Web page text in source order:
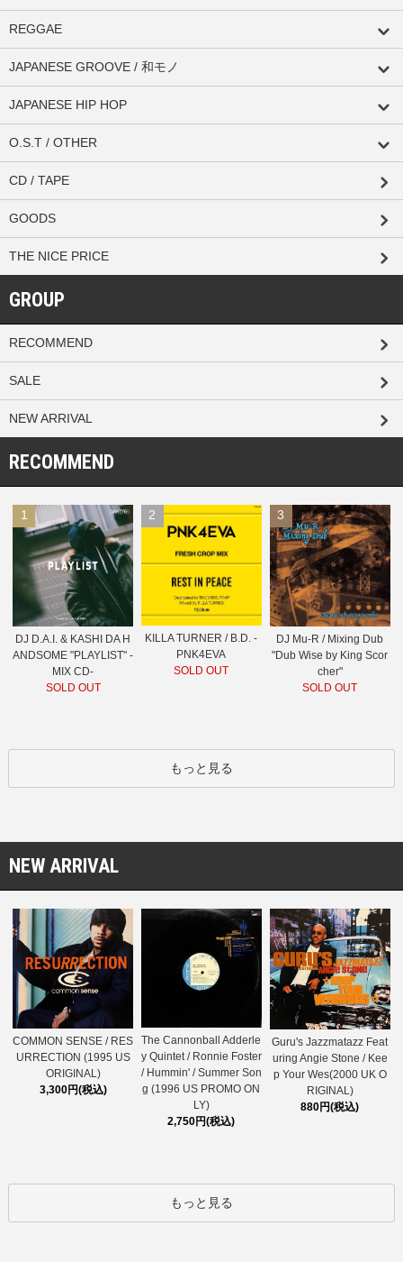
REGGAE
JAPANESE GROOVE / 和モノ
JAPANESE HIP HOP
O.S.T / OTHER
CD / TAPE
GOODS
THE NICE PRICE
GROUP
RECOMMEND
SALE
NEW ARRIVAL
RECOMMEND
1
DJ D.A.I. & KASHI DA H
ANDSOME "PLAYLIST" -
MIX CD-
SOLD OUT
2
KILLA TURNER / B.D. -
PNK4EVA
SOLD OUT
3
DJ Mu-R / Mixing Dub
"Dub Wise by King Scor
cher"
SOLD OUT
もっと見る
NEW ARRIVAL
COMMON SENSE / RES
URRECTION (1995 US
ORIGINAL)
3,300円(税込)
The Cannonball Adderle
y Quintet / Ronnie Foster
/ Hummin' / Summer Son
g (1996 US PROMO ON
LY)
2,750円(税込)
Guru's Jazzmatazz Feat
uring Angie Stone / Kee
p Your Wes(2000 UK O
RIGINAL)
880円(税込)
もっと見る